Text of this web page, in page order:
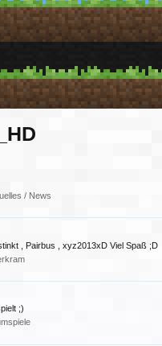
/ News
, Pairbus , xyz2013xD Viel Spaß ;D
;)